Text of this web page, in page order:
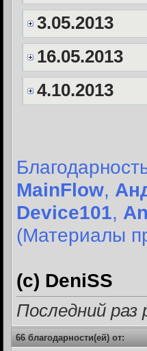
3.05.2013
16.05.2013
4.10.2013
MainFlow,
Device101,
(Материалы
(с) DeniSS
Последний раз
66 благодарности(ей) от: